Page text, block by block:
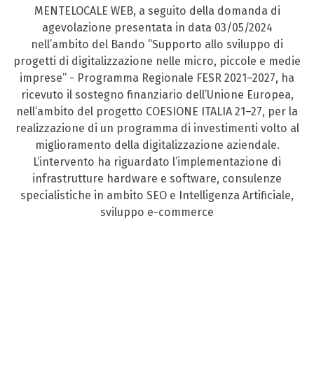
MENTELOCALE WEB, a seguito della domanda di
agevolazione presentata in data 03/05/2024
nell’ambito del Bando “Supporto allo sviluppo di
progetti di digitalizzazione nelle micro, piccole e medie
imprese” - Programma Regionale FESR 2021–2027, ha
ricevuto il sostegno finanziario dell’Unione Europea,
nell’ambito del progetto COESIONE ITALIA 21–27, per la
realizzazione di un programma di investimenti volto al
miglioramento della digitalizzazione aziendale.
L’intervento ha riguardato l’implementazione di
infrastrutture hardware e software, consulenze
specialistiche in ambito SEO e Intelligenza Artificiale,
sviluppo e-commerce